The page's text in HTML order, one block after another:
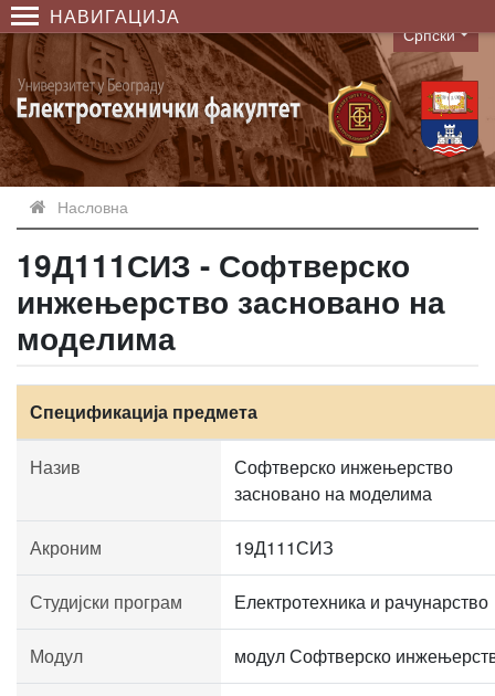
НАВИГАЦИЈА
Language
Српски
Насловна
19Д111СИЗ - Софтверско
инжењерство засновано на
моделима
Спецификација предмета
Назив
Софтверско инжењерство
засновано на моделима
Акроним 19Д111СИЗ
Студијски програм Електротехника и рачунарство
Модул модул Софтверско